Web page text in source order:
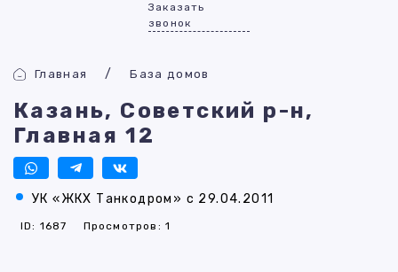
Заказать
звонок
Главная База домов
Казань, Советский р-н,
Главная 12
УК «ЖКХ Танкодром» с 29.04.2011
ID: 1687 Просмотров: 1